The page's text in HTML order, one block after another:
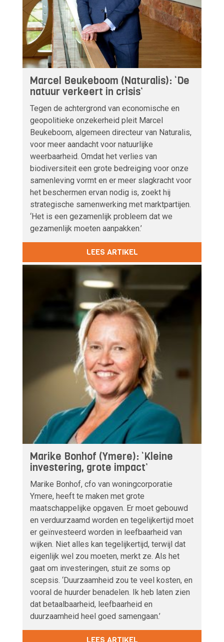
Marcel Beukeboom (Naturalis): ‘De
natuur verkeert in crisis’
Tegen de achtergrond van economische en
geopolitieke onzekerheid pleit Marcel
Beukeboom, algemeen directeur van Naturalis,
voor meer aandacht voor natuurlijke
weerbaarheid. Omdat het verlies van
biodiversiteit een grote bedreiging voor onze
samenleving vormt en er meer slagkracht voor
het beschermen ervan nodig is, zoekt hij
strategische samenwerking met marktpartijen.
‘Het is een gezamenlijk probleem dat we
gezamenlijk moeten aanpakken.’
LEES ARTIKEL
Marike Bonhof (Ymere): ‘Kleine
investering, grote impact’
Marike Bonhof, cfo van woningcorporatie
Ymere, heeft te maken met grote
maatschappelijke opgaven. Er moet gebouwd
en verduurzaamd worden en tegelijkertijd moet
er geïnvesteerd worden in leefbaarheid van
wijken. Niet alles kan tegelijkertijd, terwijl dat
eigenlijk wel zou moeten, merkt ze. Als het
gaat om investeringen, stuit ze soms op
scepsis. ‘Duurzaamheid zou te veel kosten, en
vooral de huurder benadelen. Ik heb laten zien
dat betaalbaarheid, leefbaarheid en
duurzaamheid heel goed samengaan.’
LEES ARTIKEL